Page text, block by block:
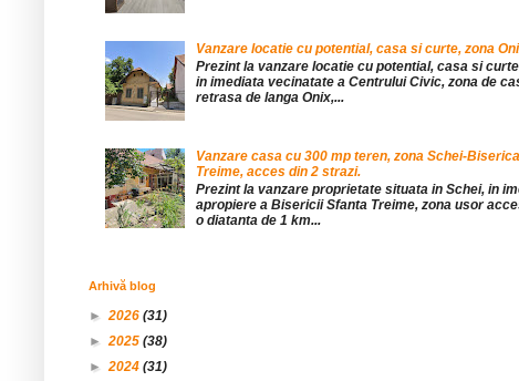
Vanzare locatie cu potential, casa si curte, zona
Prezint la vanzare locatie cu potential, casa si
in imediata vecinatate a Centrului Civic, zona de
retrasa de langa Onix,...
Vanzare casa cu 300 mp teren, zona Schei-
Treime, acces din 2 strazi.
Prezint la vanzare proprietate situata in Schei, in
apropiere a Bisericii Sfanta Treime, zona usor
o diatanta de 1 km...
Arhivă blog
►2026 (31)
►2025 (38)
►2024 (31)